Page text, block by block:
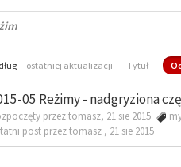
ostatniej aktualizacji Tytuł
05 Reżimy - nadgryziona
przez tomasz, 21 sie 2015
post przez tomasz , 21 sie 2015